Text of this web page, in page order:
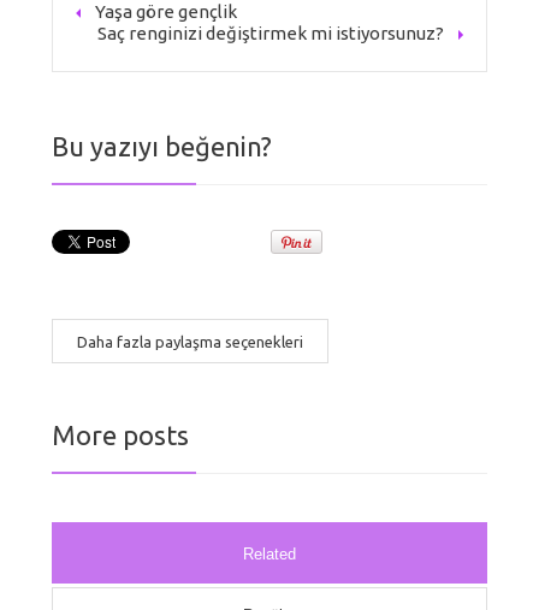
Yaşa göre gençlik
Saç renginizi değiştirmek mi istiyorsunuz?
Bu yazıyı beğenin?
Daha fazla paylaşma seçenekleri
More posts
Related